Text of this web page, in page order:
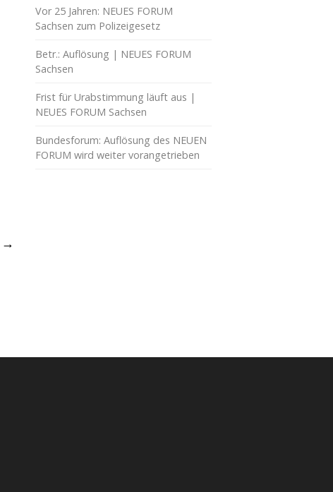
→
Vor 25 Jahren: NEUES FORUM
Sachsen zum Polizeigesetz
Betr.: Auflösung | NEUES FORUM
Sachsen
Frist für Urabstimmung läuft aus |
NEUES FORUM Sachsen
Bundesforum: Auflösung des NEUEN
FORUM wird weiter vorangetrieben